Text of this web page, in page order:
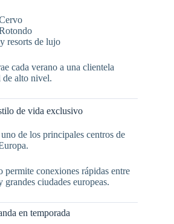
resorts de lujo
cada verano a una clientela
de alto nivel.
de vida exclusivo
de los principales centros de
permite conexiones rápidas entre
grandes ciudades europeas.
en temporada